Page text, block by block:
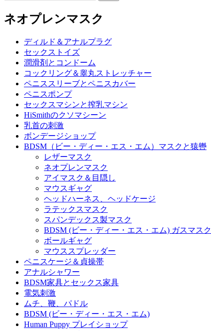
ネオプレンマスク
ディルド＆アナルプラグ
セックストイズ
潤滑剤とコンドーム
コックリング＆睾丸ストレッチャー
ペニススリーブとペニスカバー
ペニスポンプ
セックスマシンと搾乳マシン
HiSmithのクソマシーン
乳首の刺激
ボンデージショップ
BDSM（ビー・ディー・エス・エム）マスクと猿轡
レザーマスク
ネオプレンマスク
アイマスク＆目隠し
マウスギャグ
ヘッドハーネス、ヘッドケージ
ラテックスマスク
スパンデックス製マスク
BDSM (ビー・ディー・エス・エム) ガスマスク
ボールギャグ
マウススプレッダー
ペニスケージ＆貞操帯
アナルシャワー
BDSM家具とセックス家具
電気刺激
ムチ、鞭、パドル
BDSM (ビー・ディー・エス・エム)
Human Puppy プレイショップ